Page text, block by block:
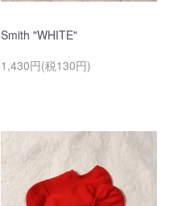
Smith "WHITE"
1,430円(税130円)